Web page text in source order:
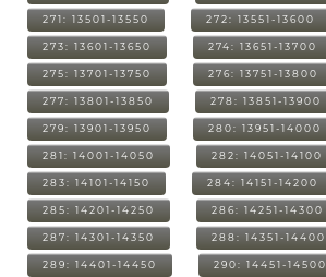
271: 13501-13550 272: 13551-13600
273: 13601-13650 274: 13651-13700
275: 13701-13750 276: 13751-13800
277: 13801-13850 278: 13851-13900
279: 13901-13950 280: 13951-14000
281: 14001-14050 282: 14051-14100
283: 14101-14150 284: 14151-14200
285: 14201-14250 286: 14251-14300
287: 14301-14350 288: 14351-14400
289: 14401-14450 290: 14451-14500